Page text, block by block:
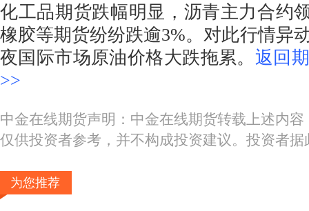
化工品期货跌幅明显，沥青主力合约
橡胶等期货纷纷跌逾3%。对此行情异
夜国际市场原油价格大跌拖累。 返回
>>
中金在线期货声明：中金在线期货转载上述内
仅供投资者参考，并不构成投资建议。投资者
为您推荐